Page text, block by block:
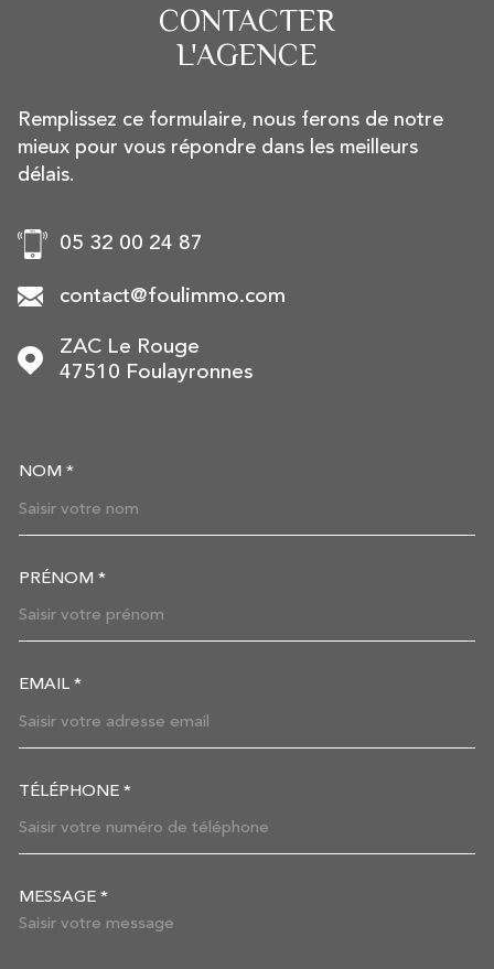
CONTACTER
L'AGENCE
Remplissez ce formulaire, nous ferons de notre
mieux pour vous répondre dans les meilleurs
délais.
05 32 00 24 87
contact@foulimmo.com
ZAC Le Rouge
47510
Foulayronnes
NOM *
PRÉNOM *
EMAIL *
TÉLÉPHONE *
MESSAGE *